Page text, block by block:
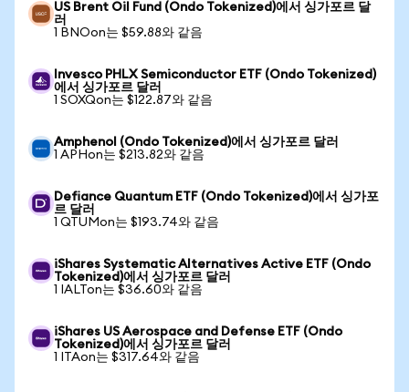
US Brent Oil Fund (Ondo Tokenized)에서 싱가포르 달
러
1 BNOon는 $59.88와 같음
Invesco PHLX Semiconductor ETF (Ondo Tokenized)
에서 싱가포르 달러
1 SOXQon는 $122.87와 같음
Amphenol (Ondo Tokenized)에서 싱가포르 달러
1 APHon는 $213.82와 같음
Defiance Quantum ETF (Ondo Tokenized)에서 싱가포
르 달러
1 QTUMon는 $193.74와 같음
iShares Systematic Alternatives Active ETF (Ondo
Tokenized)에서 싱가포르 달러
1 IALTon는 $36.60와 같음
iShares US Aerospace and Defense ETF (Ondo
Tokenized)에서 싱가포르 달러
1 ITAon는 $317.64와 같음